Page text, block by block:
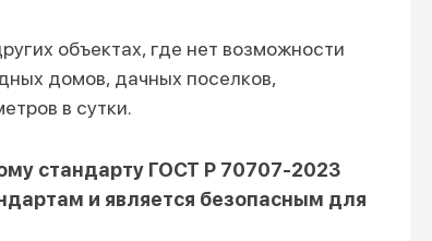
объектах, где нет возможности
домов, дачных поселков,
в сутки.
стандарту ГОСТ Р 70707-2023
и является безопасным для